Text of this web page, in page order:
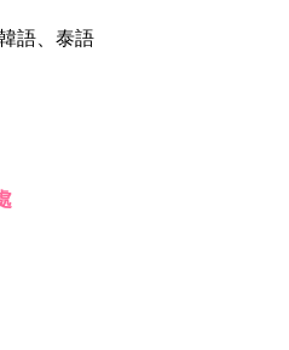
語、泰語